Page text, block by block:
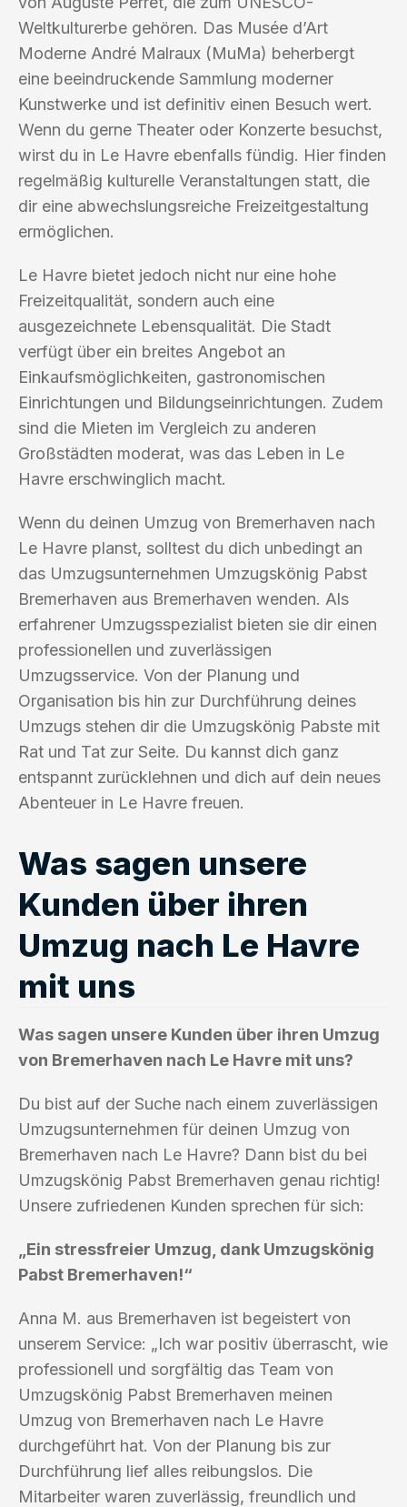
Weltkulturerbe gehören. Das Musée d’Art
Moderne André Malraux (MuMa) beherbergt
eine beeindruckende Sammlung moderner
Kunstwerke und ist definitiv einen Besuch wert.
Wenn du gerne Theater oder Konzerte besuchst,
wirst du in Le Havre ebenfalls fündig. Hier finden
regelmäßig kulturelle Veranstaltungen statt, die
dir eine abwechslungsreiche Freizeitgestaltung
ermöglichen.
Le Havre bietet jedoch nicht nur eine hohe
Freizeitqualität, sondern auch eine
ausgezeichnete Lebensqualität. Die Stadt
verfügt über ein breites Angebot an
Einkaufsmöglichkeiten, gastronomischen
Einrichtungen und Bildungseinrichtungen. Zudem
sind die Mieten im Vergleich zu anderen
Großstädten moderat, was das Leben in Le
Havre erschwinglich macht.
Wenn du deinen Umzug von Bremerhaven nach
Le Havre planst, solltest du dich unbedingt an
das Umzugsunternehmen Umzugskönig Pabst
Bremerhaven aus Bremerhaven wenden. Als
erfahrener Umzugsspezialist bieten sie dir einen
professionellen und zuverlässigen
Umzugsservice. Von der Planung und
Organisation bis hin zur Durchführung deines
Umzugs stehen dir die Umzugskönig Pabste mit
Rat und Tat zur Seite. Du kannst dich ganz
entspannt zurücklehnen und dich auf dein neues
Abenteuer in Le Havre freuen.
Was sagen unsere
Kunden über ihren
Umzug nach Le Havre
mit uns
Was sagen unsere Kunden über ihren Umzug
von Bremerhaven nach Le Havre mit uns?
Du bist auf der Suche nach einem zuverlässigen
Umzugsunternehmen für deinen Umzug von
Bremerhaven nach Le Havre? Dann bist du bei
Umzugskönig Pabst Bremerhaven genau richtig!
Unsere zufriedenen Kunden sprechen für sich:
„Ein stressfreier Umzug, dank Umzugskönig
Pabst Bremerhaven!“
Anna M. aus Bremerhaven ist begeistert von
unserem Service: „Ich war positiv überrascht, wie
professionell und sorgfältig das Team von
Umzugskönig Pabst Bremerhaven meinen
Umzug von Bremerhaven nach Le Havre
durchgeführt hat. Von der Planung bis zur
Durchführung lief alles reibungslos. Die
Mitarbeiter waren zuverlässig, freundlich und